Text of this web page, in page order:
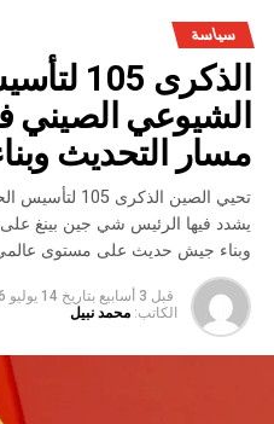
سياسة
الذكرى
الشيوعي الصيني
مسار التحديث
تحيي الصين
يشدد فيها الرئيس شي جين بينغ
وبناء جيش حديث على مستوى
قبل 3 أسابيع بتاريخ 14 يوليو 2026
الكاتب: محمد نبيل